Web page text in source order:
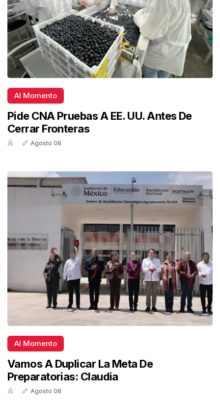
Al Momento
Pide CNA Pruebas A EE. UU. Antes De
Cerrar Fronteras
Agosto 08
Al Momento
Vamos A Duplicar La Meta De
Preparatorias: Claudia
Agosto 08